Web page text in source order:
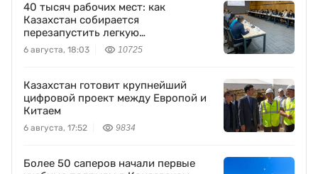
40 тысяч рабочих мест: как
Казахстан собирается
перезапустить легкую
промышленность
6 августа, 18:03 10725
Казахстан готовит крупнейший
цифровой проект между Европой и
Китаем
6 августа, 17:52 9834
Более 50 саперов начали первые